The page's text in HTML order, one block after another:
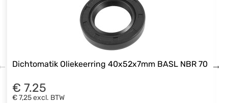
Dichtomatik Oliekeerring 40x52x7mm BASL NBR 70
€ 7.25
€ 7,25excl. BTW